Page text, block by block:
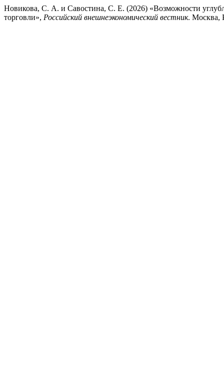
Новикова, С. А. и Савостина, С. Е. (2026) «Возможности
торговли», Российский внешнеэкономический вестник. Москва,